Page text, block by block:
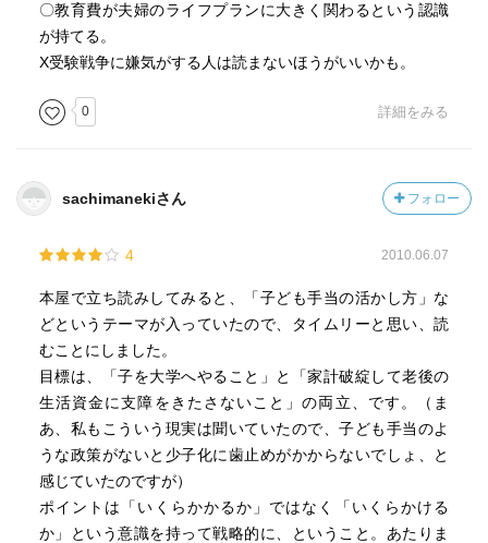
〇教育費が夫婦のライフプランに大きく関わるという認識
が持てる。
X受験戦争に嫌気がする人は読まないほうがいいかも。
0 詳細をみる
sachimanekiさん フォロー
4 2010.06.07
本屋で立ち読みしてみると、「子ども手当の活かし方」な
どというテーマが入っていたので、タイムリーと思い、読
むことにしました。
目標は、「子を大学へやること」と「家計破綻して老後の
生活資金に支障をきたさないこと」の両立、です。（ま
あ、私もこういう現実は聞いていたので、子ども手当のよ
うな政策がないと少子化に歯止めがかからないでしょ、と
感じていたのですが）
ポイントは「いくらかかるか」ではなく「いくらかける
か」という意識を持って戦略的に、ということ。あたりま